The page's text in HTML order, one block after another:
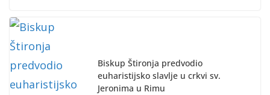
Biskup Štironja predvodio
euharistijsko slavlje u crkvi sv.
Jeronima u Rimu